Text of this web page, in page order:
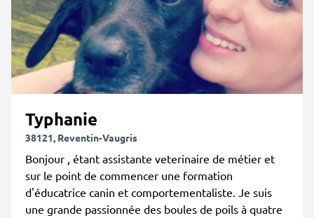
Typhanie
38121, Reventin-Vaugris
Bonjour , étant assistante veterinaire de métier et
sur le point de commencer une formation
d'éducatrice canin et comportementaliste. Je suis
une grande passionnée des boules de poils à quatre